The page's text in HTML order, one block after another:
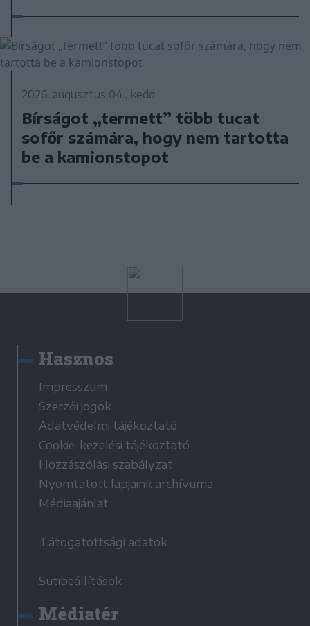
2026. augusztus 04., kedd
Bírságot „termett” több tucat
sofőr számára, hogy nem tartotta
be a kamionstopot
Hasznos
Impresszum
Szerzői jogok
Adatvédelmi tájékoztató
Cookie-kezelési tájékoztató
Hozzászólási szabályzat
Nyomtatott lapjaink archívuma
Médiaajánlat
Látogatottsági adatok
Sütibeállítások
Médiatér